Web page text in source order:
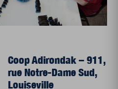
Coop Adirondak – 911,
rue Notre-Dame Sud,
Louiseville